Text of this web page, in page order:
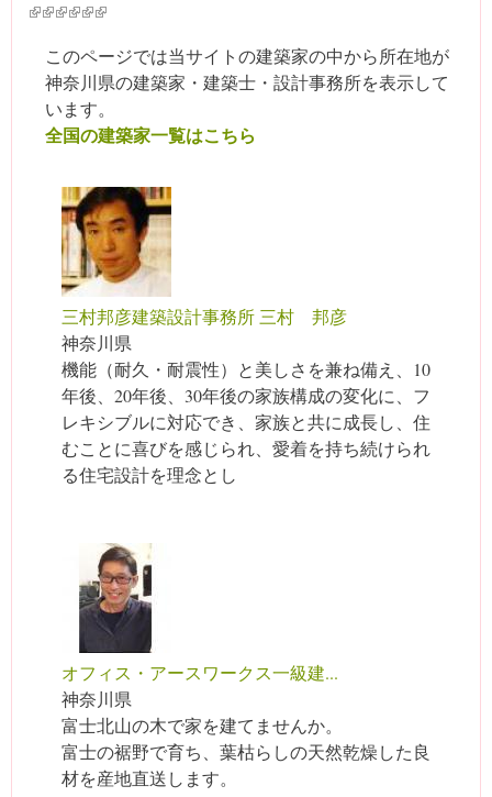
(link is external)
(link is external)
(link is external)
(link is external)
(link is external)
(link is external)
このページでは当サイトの建築家の中から所在地が
神奈川県の建築家・建築士・設計事務所を表示して
います。
全国の建築家一覧はこちら
三村邦彦建築設計事務所 三村 邦彦
神奈川県
機能（耐久・耐震性）と美しさを兼ね備え、10
年後、20年後、30年後の家族構成の変化に、フ
レキシブルに対応でき、家族と共に成長し、住
むことに喜びを感じられ、愛着を持ち続けられ
る住宅設計を理念とし
オフィス・アースワークス一級建...
神奈川県
富士北山の木で家を建てませんか。
富士の裾野で育ち、葉枯らしの天然乾燥した良
材を産地直送します。